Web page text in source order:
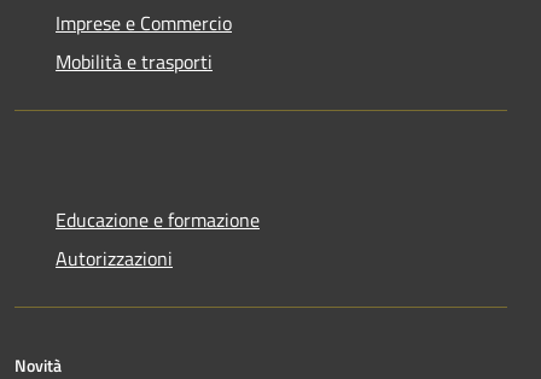
Imprese e Commercio
Mobilità e trasporti
Educazione e formazione
Autorizzazioni
Novità